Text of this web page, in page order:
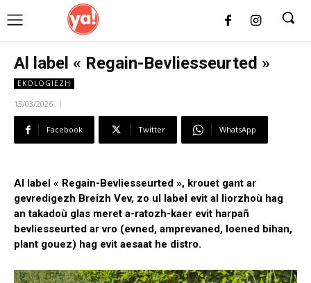
Al label « Regain-Bevliesseurted »
EKOLOGIEZH
13/03/2026
Facebook Twitter WhatsApp
Al label « Regain-Bevliesseurted », krouet gant ar
gevredigezh Breizh Vev, zo ul label evit al liorzhoù hag
an takadoù glas meret a-ratozh-kaer evit harpañ
bevliesseurted ar vro (evned, amprevaned, loened bihan,
plant gouez) hag evit aesaat he distro.